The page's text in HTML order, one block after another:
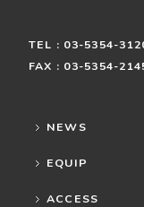
TEL : 03-5354-
FAX : 03-5354-
NEWS
EQUIP
ACCESS